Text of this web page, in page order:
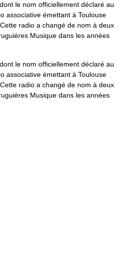
le nom officiellement déclaré au
associative émettant à Toulouse
radio a changé de nom à deux
Musique dans les années
le nom officiellement déclaré au
associative émettant à Toulouse
radio a changé de nom à deux
Musique dans les années